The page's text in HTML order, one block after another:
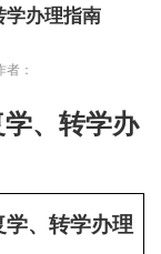
学办理指南
：
、转学办
、转学办理